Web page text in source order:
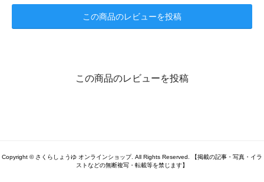
この商品のレビューを投稿
この商品のレビューを投稿
Copyright © さくらしょうゆ オンラインショップ. All Rights Reserved. 【掲載の記事・写真・イラ
ストなどの無断複写・転載等を禁じます】